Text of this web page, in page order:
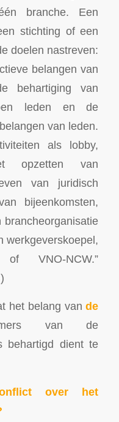
branche. Een
stichting of een
doelen nastreven:
belangen van
behartiging van
leden en de
van leden.
als lobby,
opzetten van
van juridisch
bijeenkomsten,
werkgeverskoepel,
of VNO-NCW.”
het belang vande
van de
behartigd dient te
over het